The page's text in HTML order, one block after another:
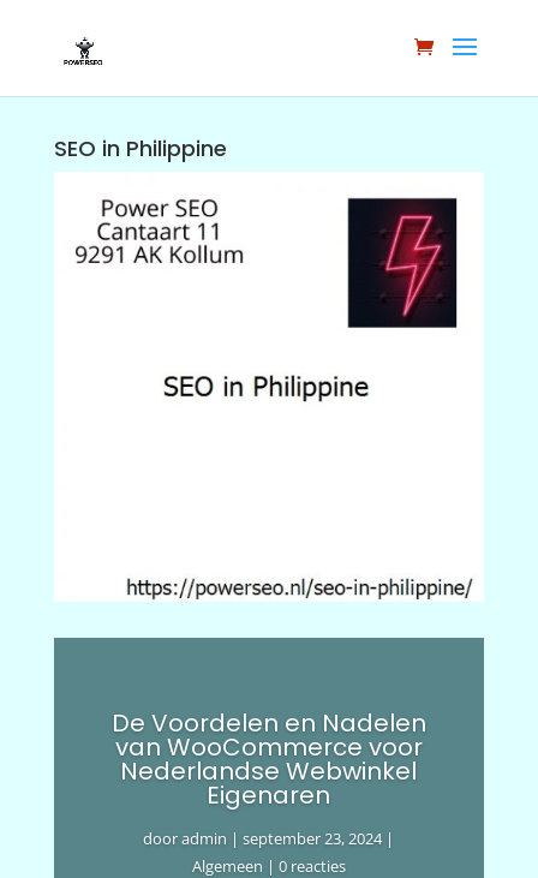
SEO in Philippine
De Voordelen en Nadelen
van WooCommerce voor
Nederlandse Webwinkel
Eigenaren
dooradmin |september 23, 2024|
Algemeen | 0 reacties